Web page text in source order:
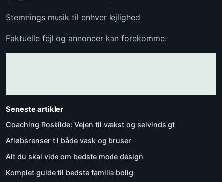
Stemnings musik til enhver lejlighed
Faktuelle fejl og annoncer kan forekomme.
Seneste artikler
Coaching Roskilde: Vejen til vækst og selvindsigt
Afløbsrenser til både vask og bruser
Alt du skal vide om bedste mode design
Komplet guide til bedste familie bolig